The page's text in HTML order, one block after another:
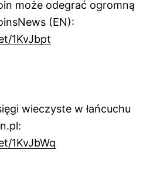
może odegrać ogromną
(EN):
1KvJbpt
wieczyste w łańcuchu
1KvJbWq